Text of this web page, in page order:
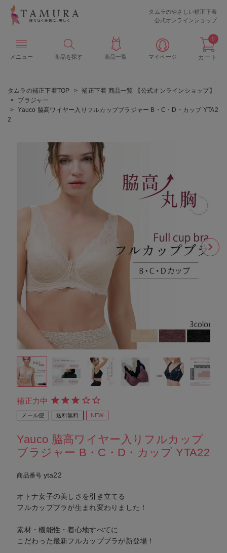
タムラのやさしい補正下着
公式オンラインショップ
メニュー 商品を探す 商品一覧 マイページ カート
0
タムラの補正下着TOP
補正下着 商品一覧 【公式オンラインショップ】
ブラジャー
Yauco 脇高ワイヤー入りフルカップブラジャー B・C・D・カップ YTA2
2
補正力中
メール便 送料無料 NEW
Yauco 脇高ワイヤー入りフルカップ
ブラジャー B・C・D・カップ YTA22
商品番号 yta22
オトナ女子の美しさを引き立てる
フルカップブラが生まれ変わりました！
素材・機能性・着心地すべてに
こだわった最新フルカップブラが新登場！